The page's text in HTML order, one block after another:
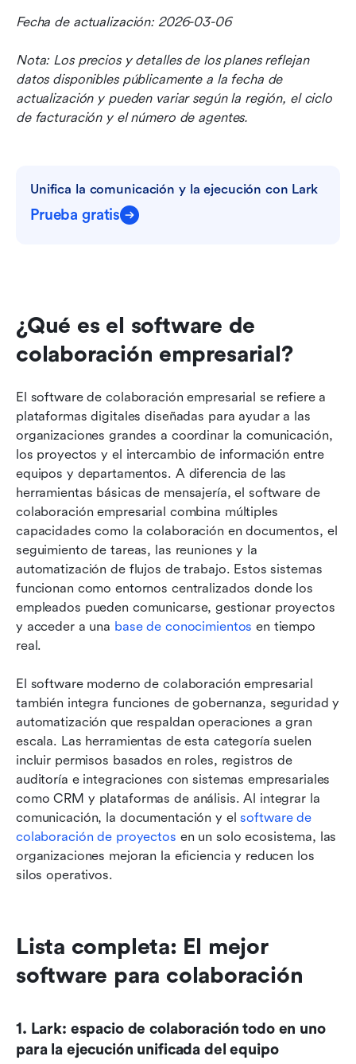
Fecha de actualización: 2026-03-06
Nota: Los precios y detalles de los planes reflejan
datos disponibles públicamente a la fecha de
actualización y pueden variar según la región, el ciclo
de facturación y el número de agentes.
Unifica la comunicación y la ejecución con Lark
Prueba gratis
¿Qué es el software de
colaboración empresarial?
El software de colaboración empresarial se refiere a
plataformas digitales diseñadas para ayudar a las
organizaciones grandes a coordinar la comunicación,
los proyectos y el intercambio de información entre
equipos y departamentos. A diferencia de las
herramientas básicas de mensajería, el software de
colaboración empresarial combina múltiples
capacidades como la colaboración en documentos, el
seguimiento de tareas, las reuniones y la
automatización de flujos de trabajo. Estos sistemas
funcionan como entornos centralizados donde los
empleados pueden comunicarse, gestionar proyectos
y acceder a una base de conocimientos en tiempo
real.
El software moderno de colaboración empresarial
también integra funciones de gobernanza, seguridad y
automatización que respaldan operaciones a gran
escala. Las herramientas de esta categoría suelen
incluir permisos basados en roles, registros de
auditoría e integraciones con sistemas empresariales
como CRM y plataformas de análisis. Al integrar la
comunicación, la documentación y el software de
colaboración de proyectos en un solo ecosistema, las
organizaciones mejoran la eficiencia y reducen los
silos operativos.
Lista completa: El mejor
software para colaboración
1. Lark: espacio de colaboración todo en uno
para la ejecución unificada del equipo